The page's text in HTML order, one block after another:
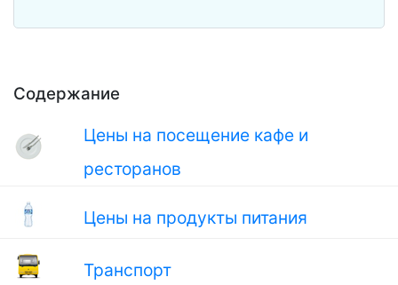
Содержание
Цены на посещение кафе и
ресторанов
Цены на продукты питания
Транспорт